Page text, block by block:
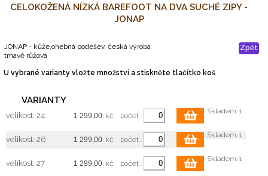
CELOKOŽENÁ NÍZKÁ BAREFOOT NA DVA SUCHÉ ZIPY -
JONAP
Zpět
JONAP - kůže,ohebná podešev, česká výroba
tmavě růžová
U vybrané varianty vložte množství a stiskněte tlačítko koš
VARIANTY
velikost: 24 kč počet :
Skladem: 1
velikost: 26 kč počet :
Skladem: 1
velikost: 27 kč počet :
Skladem: 1